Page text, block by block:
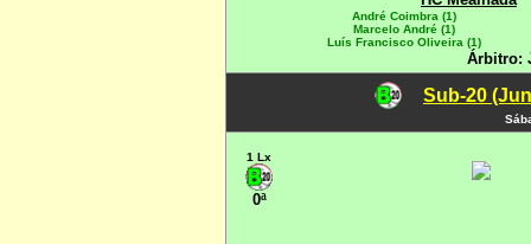
André Coimbra (1)
Marcelo André (1)
Luís Francisco Oliveira (1)
Árbitro:
Sub-20
1 Lx
0ª